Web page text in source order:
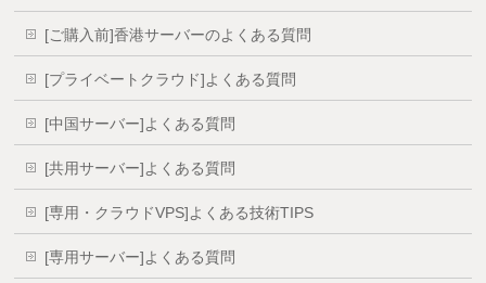
[ご購入前]香港サーバーのよくある質問
[プライベートクラウド]よくある質問
[中国サーバー]よくある質問
[共用サーバー]よくある質問
[専用・クラウドVPS]よくある技術TIPS
[専用サーバー]よくある質問